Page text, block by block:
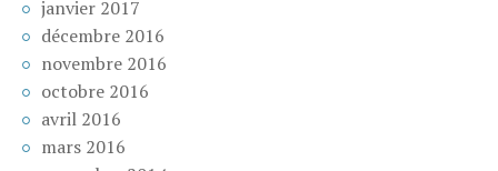
janvier 2017
décembre 2016
novembre 2016
octobre 2016
avril 2016
mars 2016